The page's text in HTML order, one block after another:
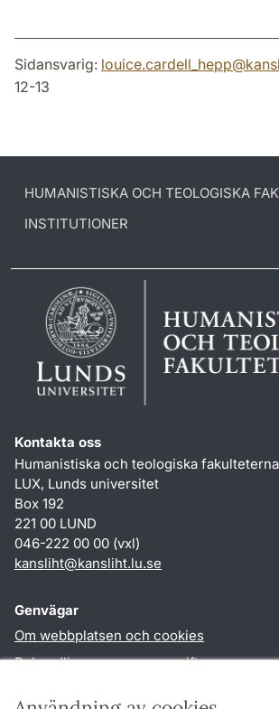
Sidansvarig: louice.cardell_hepp@
12-13
HUMANISTISKA OCH TEOLOGISKA
INSTITUTIONER
Kontakta oss
Humanistiska och teologiska fakulteterna
LUX, Lunds universitet
Box 192
221 00 LUND
046-222 00 00 (vxl)
kansliht@kansliht.lu.se
Genvägar
Om webbplatsen och cookies
Behandling av personuppgifter